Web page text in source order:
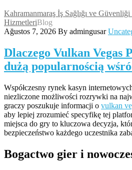
Kahramanmaraş İş Sağlığı ve
HizmetleriBlog
Ağustos 7, 2026 By admingusar
Dlaczego Vulkan Vegas
dużą popularnością
Współczesny rynek kasyn
niezliczone możliwości rozrywki na
graczy poszukuje informacji o vulkan
aby lepiej zrozumieć specyfikę tej
miejsca do gry to kluczowa decyzja,
bezpieczeństwo każdego uczestnika
Bogactwo gier i